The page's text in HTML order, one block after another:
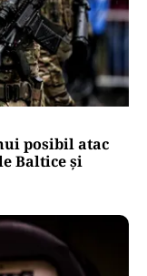
posibil atac
Baltice și